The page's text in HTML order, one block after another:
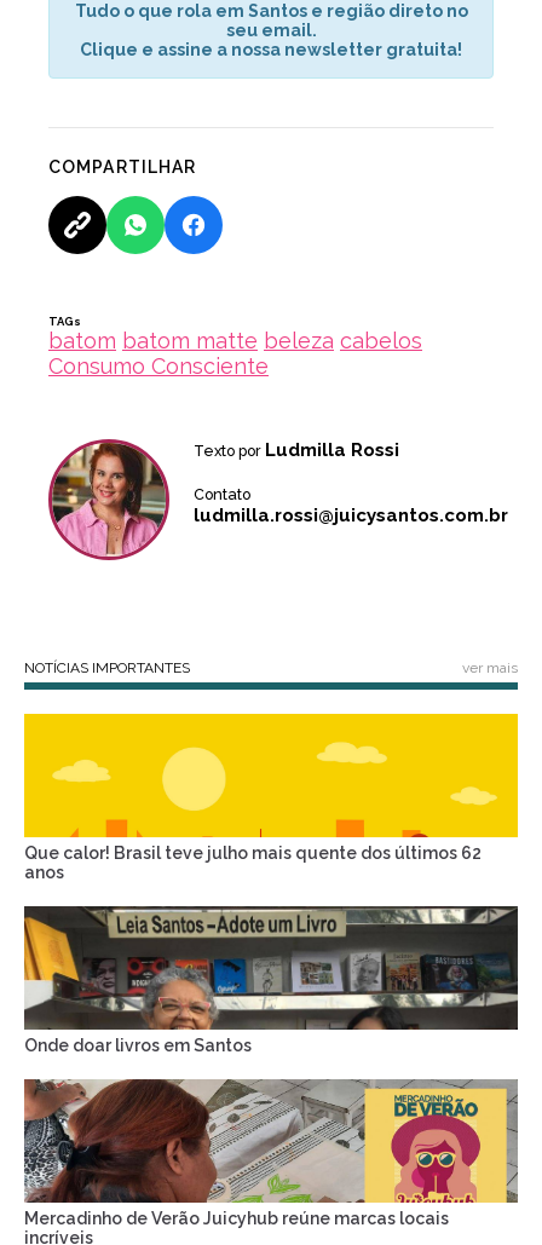
Tudo o que rola em Santos e região direto no
seu email.
Clique e assine a nossa newsletter gratuita!
COMPARTILHAR
TAGs
batom batom matte beleza cabelos
Consumo Consciente
Texto por Ludmilla Rossi
Contato
ludmilla.rossi@juicysantos.com.br
NOTÍCIAS IMPORTANTES ver mais
Que calor! Brasil teve julho mais quente dos últimos 62
anos
Onde doar livros em Santos
Mercadinho de Verão Juicyhub reúne marcas locais
incríveis